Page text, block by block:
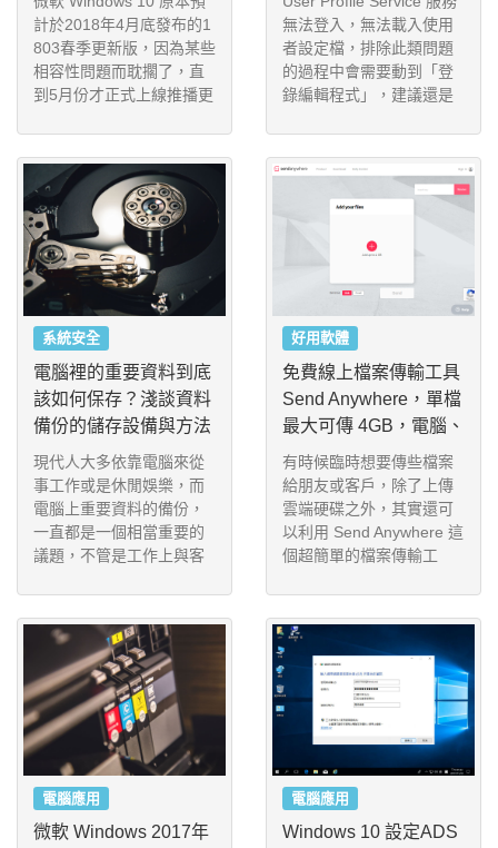
計於2018年4月底發布的1
803春季更新版，因為某些
相容性問題而耽擱了，直
到5月份才正式上線推播更
了，但有些客戶反應使用I
E瀏覽器上網時連線異常，
常用的網站連不上去了。
無法登入，無法載入使用
者設定檔，排除此類問題
的過程中會需要動到「登
錄編輯程式」，建議還是
系統安全
電腦裡的重要資料到底
該如何保存？淺談資料
備份的儲存設備與方法
現代人大多依靠電腦來從
事工作或是休閒娛樂，而
電腦上重要資料的備份，
一直都是一個相當重要的
議題，不管是工作上與客
錄小孩成長的相片、影
片，與家人朋友出遊時的
精采記憶，通通都會儲存
在電腦的硬碟裡面，所以
當硬碟發生問題或是故障
導致所有資料付諸流水，
可想而知是一件多麼嚴重
的問題啊。
好用軟體
免費線上檔案傳輸工具
Send Anywhere，單檔
最大可傳 4GB，電腦、
手機、平板皆可互相傳
遞檔案
有時候臨時想要傳些檔案
給朋友或客戶，除了上傳
雲端硬碟之外，其實還可
以利用 Send Anywhere 這
個超簡單的檔案傳輸工
支援 Android、iOS、Wind
ows Phone 行動裝置以及
Windows、macOS、Linu
x 作業系統，甚至還有各
種主流瀏覽器的外掛程式
可以使用。
電腦應用
微軟 Windows 2017年
電腦應用
Windows 10 設定ADS